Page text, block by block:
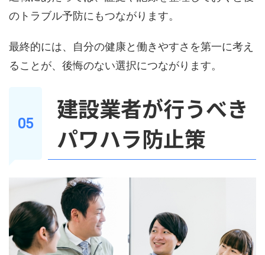
のトラブル予防にもつながります。
最終的には、自分の健康と働きやすさを第一に考え
ることが、後悔のない選択につながります。
建設業者が行うべき
パワハラ防止策